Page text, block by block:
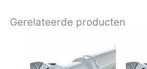
Gerelateerde producten